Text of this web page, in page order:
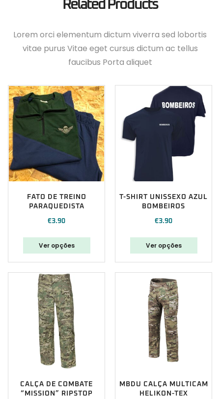
Related Products
Lorem orci elementum dictum viverra sed lobortis
vitae purus Vitae eget cursus dictum ac tellus
faucibus Porta aliquet
FATO DE TREINO
PARAQUEDISTA
€3.90
Ver opções
T-SHIRT UNISSEXO AZUL
BOMBEIROS
€3.90
Ver opções
CALÇA DE COMBATE
“MISSION” RIPSTOP
MBDU CALÇA MULTICAM
HELIKON-TEX